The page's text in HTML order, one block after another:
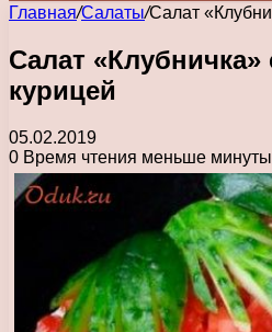
Главная/Салаты/Салат
Салат «Клубничка»
курицей
05.02.2019
0 Время чтения меньше минуты